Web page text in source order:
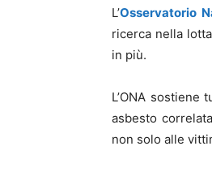
L’Osservatorio
ricerca nella
in più.
L’ONA
asbesto
non solo alle